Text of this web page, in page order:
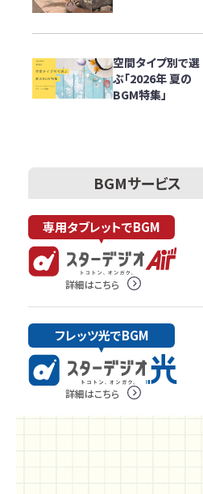
空間タイプ別で選
ぶ「2026年 夏の
BGM特集」
BGMサービス
専用タブレットでBGM
詳細はこちら
フレッツ光でBGM
詳細はこちら